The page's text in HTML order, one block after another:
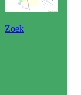
Zoek